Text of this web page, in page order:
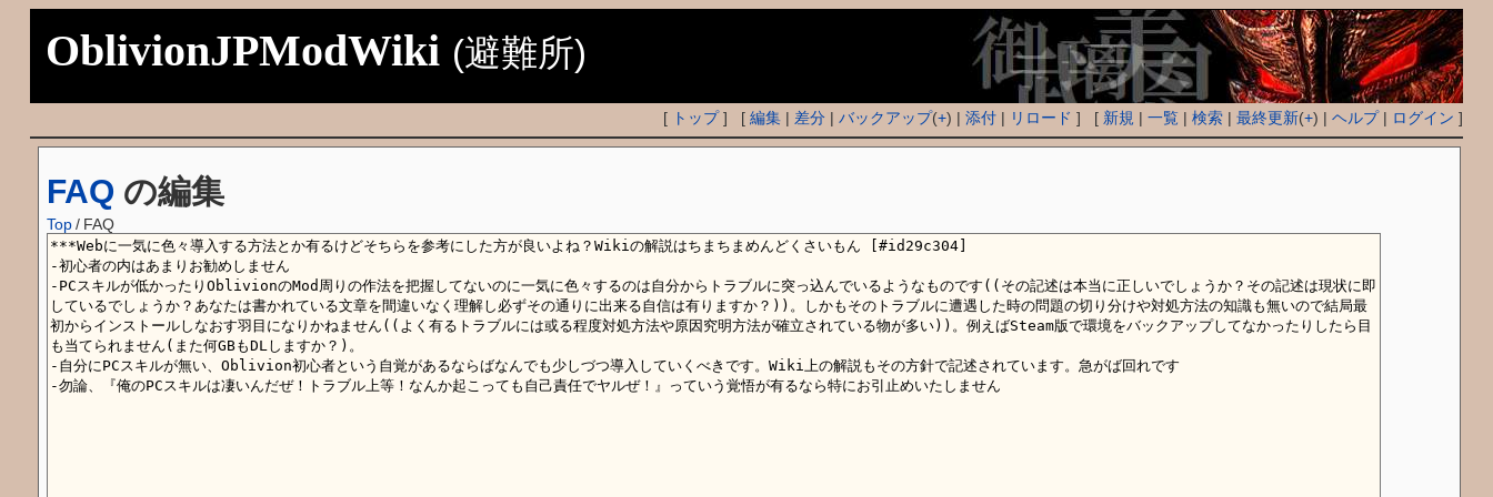
OblivionJPModWiki (避難所)
[ トップ] [編集 | 差分 |バックアップ(+) |添付 | リロード ] [ 新規 |一覧 |検索 |最終更新(+) |ヘルプ| ログイン ]
FAQ の編集
Top/ FAQ